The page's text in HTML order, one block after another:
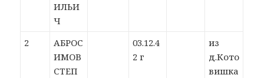
ИЛЬИ
Ч
2
АБРОС
ИМОВ
СТЕП
03.12.4
2 г
из
д.Кото
вишка